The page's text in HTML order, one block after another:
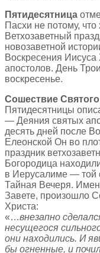
Пятидесятница
Пасхи не потому,
Ветхозаветный
новозаветной
Воскресения
апостолов. День
воскресенье.
Сошествие
Пятидесятницы
— Деяния святых
десять дней после
Елеонской Он во
праздник
Богородица
в Иерусалиме — той
Тайная Вечеря.
Завете, произошло
Христа:
«…внезапно
несущегося
они находились. И
бы огненные, и